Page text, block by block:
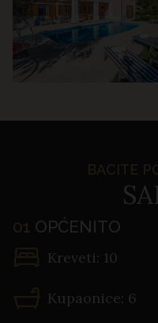
BACITE
01 OPĆENITO
Kreveti: 10
Kupaonice: 6